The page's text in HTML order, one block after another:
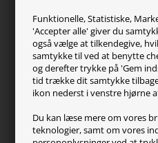
Funktionelle, Statistiske,
'Accepter alle' giver du
også vælge at tilkendegive,
samtykke til ved at benytte
og derefter trykke på 'Gem
tid trække dit samtykke
ikon nederst i venstre hjørne
Du kan læse mere om vores
teknologier, samt om vores
Kundeservice
Kontakt os
FAQ
Handelsvilkår
Reklamation
Generel info